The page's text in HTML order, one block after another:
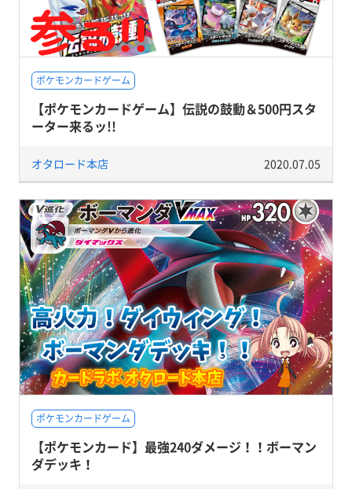
ポケモンカードゲーム
【ポケモンカードゲーム】伝説の鼓動＆500円スタ
ーター来るッ!!
オタロード本店 2020.07.05
ポケモンカードゲーム
【ポケモンカード】最強240ダメージ！！ボーマン
ダデッキ！